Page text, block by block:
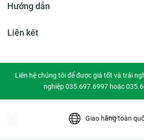
Hướng dẫn
Liên kết
Liên hệ chúng tôi để được giá tốt và trải
nghiệp 035.697.6997 hoặc
Giao hàng toàn
prev